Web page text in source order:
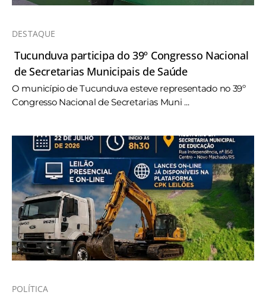
DESTAQUE
Tucunduva participa do 39º Congresso Nacional
de Secretarias Municipais de Saúde
O município de Tucunduva esteve representado no 39º
Congresso Nacional de Secretarias Muni ...
POLÍTICA